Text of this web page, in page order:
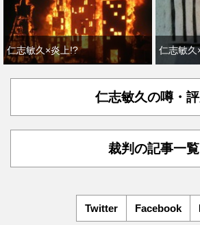
仁志敏久×炎上!? 仁志敏久
仁志敏久の噂・評
裁判の記事一覧
Twitter Facebook